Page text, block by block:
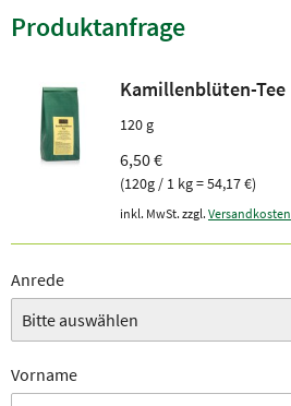
Produktanfrage
Kamillenblüten-Tee
120 g
6,50 €
(120g / 1 kg = 54,17 €)
inkl. MwSt. zzgl. Versandkosten
Anrede
Vorname